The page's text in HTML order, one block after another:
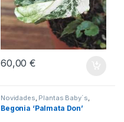
60,00€
Novidades Plantas Baby´s
Plantas de Interior
Begonia ‘Palmata Don’